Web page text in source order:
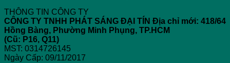
Chiếu
Sáng
Điện
Sử
Dụng
Pickleball
THÔNG TIN CÔNG TY
CÔNG TY TNHH PHÁT SÁNG ĐẠI TÍN Địa chỉ mới: 418/64
Hồng Bàng, Phường Minh Phụng, TP.HCM
(Cũ: P16, Q11)
MST: 0314726145
Ngày Cấp: 09/11/2017